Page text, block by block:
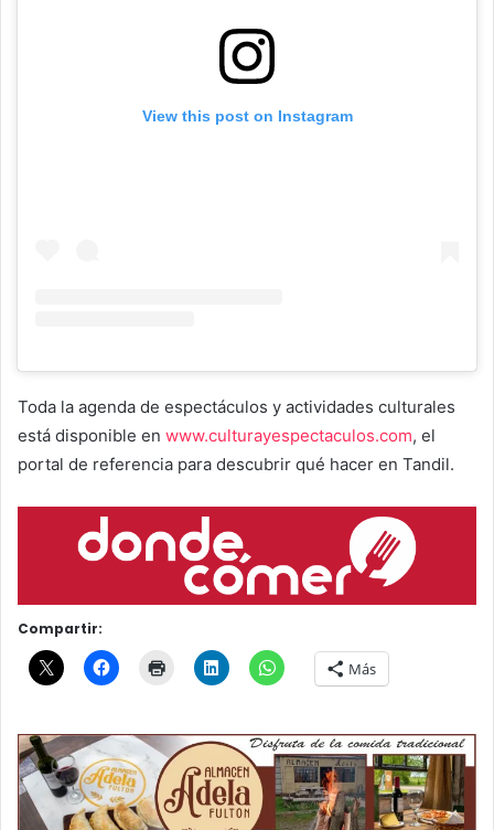
View this post on Instagram
Toda la agenda de espectáculos y actividades culturales
está disponible en www.culturayespectaculos.com, el
portal de referencia para descubrir qué hacer en Tandil.
Compartir:
Más